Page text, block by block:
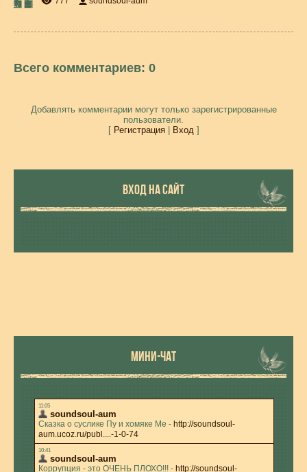
Всего комментариев: 0
Добавлять комментарии могут только зарегистрированные
пользователи.
[ Регистрация| Вход]
ВХОД НА САЙТ
МИНИ-ЧАТ